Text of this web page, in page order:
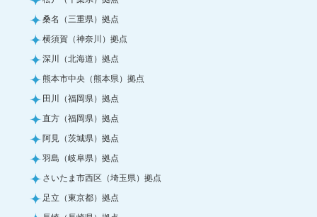
桑名（三重県）拠点
横須賀（神奈川）拠点
深川（北海道）拠点
熊本市中央（熊本県）拠点
田川（福岡県）拠点
直方（福岡県）拠点
阿見（茨城県）拠点
羽島（岐阜県）拠点
さいたま市西区（埼玉県）拠点
足立（東京都）拠点